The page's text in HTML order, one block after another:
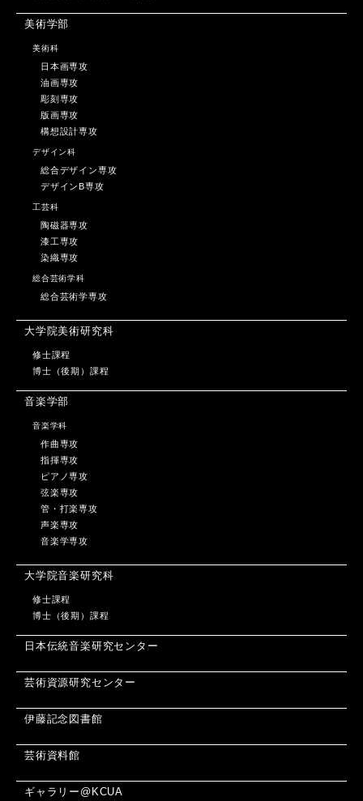
美術学部
美術科
日本画専攻
油画専攻
彫刻専攻
版画専攻
構想設計専攻
デザイン科
総合デザイン専攻
デザインB専攻
工芸科
陶磁器専攻
漆工専攻
染織専攻
総合芸術学科
総合芸術学専攻
大学院美術研究科
修士課程
博士（後期）課程
音楽学部
音楽学科
作曲専攻
指揮専攻
ピアノ専攻
弦楽専攻
管・打楽専攻
声楽専攻
音楽学専攻
大学院音楽研究科
修士課程
博士（後期）課程
日本伝統音楽研究センター
芸術資源研究センター
伊藤記念図書館
芸術資料館
ギャラリー@KCUA